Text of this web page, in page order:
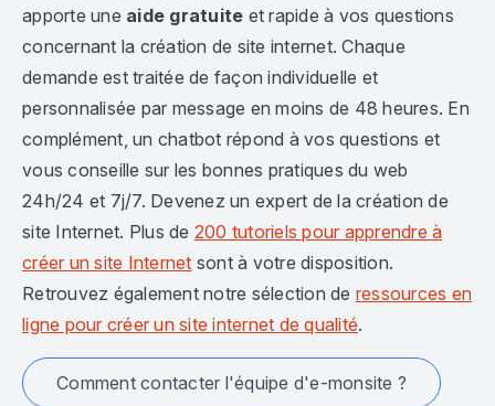
apporte une aide gratuite et rapide à vos questions
concernant la création de site internet. Chaque
demande est traitée de façon individuelle et
personnalisée par message en moins de 48 heures. En
complément, un chatbot répond à vos questions et
vous conseille sur les bonnes pratiques du web
24h/24 et 7j/7. Devenez un expert de la création de
site Internet. Plus de 200 tutoriels pour apprendre à
créer un site Internet sont à votre disposition.
Retrouvez également notre sélection de ressources en
ligne pour créer un site internet de qualité.
Comment contacter l'équipe d'e-monsite ?